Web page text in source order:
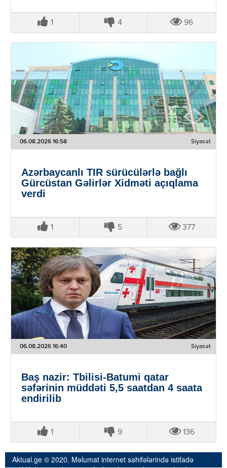
1 4 96
06.08.2026 16:58 Siyasət
Azərbaycanlı TIR sürücülərlə bağlı
Gürcüstan Gəlirlər Xidməti açıqlama
verdi
1 5 377
06.08.2026 16:40 Siyasət
Baş nazir: Tbilisi-Batumi qatar
səfərinin müddəti 5,5 saatdan 4 saata
endirilib
1 9 136
Aktual.ge © 2020. Məlumat internet səhifələrində istifadə